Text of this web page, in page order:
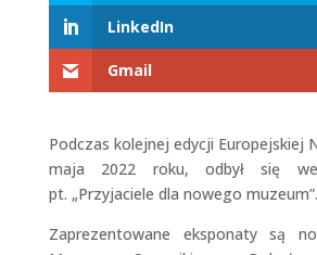
LinkedIn
Gmail
Podczas kolejnej edycji Europejskiej
maja 2022 roku, odbył się
pt. „Przyjaciele dla nowego muzeum”.
Zaprezentowane eksponaty są